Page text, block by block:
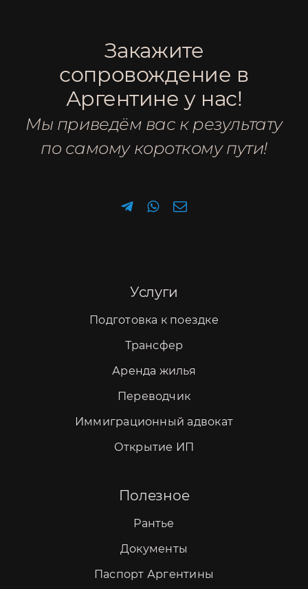
Закажите
сопровождение в
Аргентине у нас!
Мы приведём вас к результату
по самому короткому пути!
Услуги
Подготовка к поездке
Трансфер
Аренда жилья
Переводчик
Иммиграционный адвокат
Открытие ИП
Полезное
Рантье
Документы
Паспорт Аргентины
и желаемое время консультации. Мы
свяжемся с вами!